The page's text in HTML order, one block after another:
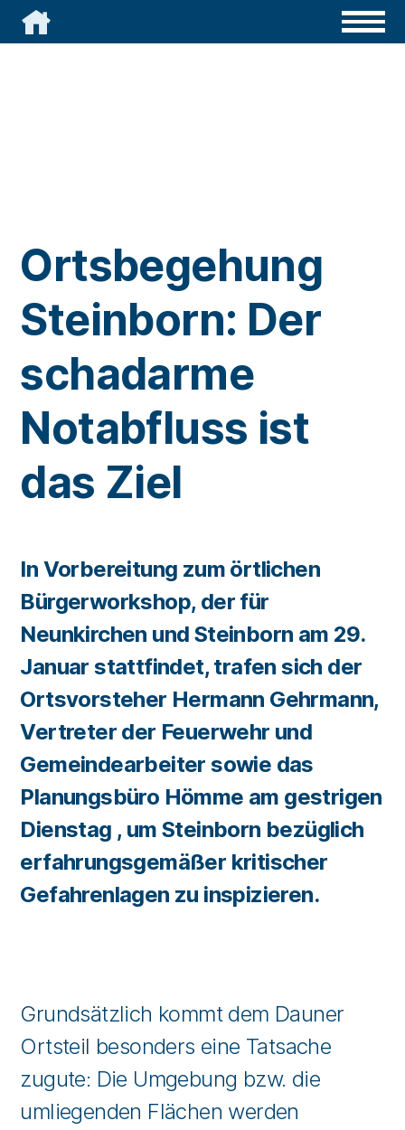

Ortsbegehung
Steinborn: Der
schadarme
Notabfluss ist
das Ziel
In Vorbereitung zum örtlichen
Bürgerworkshop, der für
Neunkirchen und Steinborn am 29.
Januar stattfindet, trafen sich der
Ortsvorsteher Hermann Gehrmann,
Vertreter der Feuerwehr und
Gemeindearbeiter sowie das
Planungsbüro Hömme am gestrigen
Dienstag , um Steinborn bezüglich
erfahrungsgemäßer kritischer
Gefahrenlagen zu inspizieren.
Grundsätzlich kommt dem Dauner
Ortsteil besonders eine Tatsache
zugute: Die Umgebung bzw. die
umliegenden Flächen werden